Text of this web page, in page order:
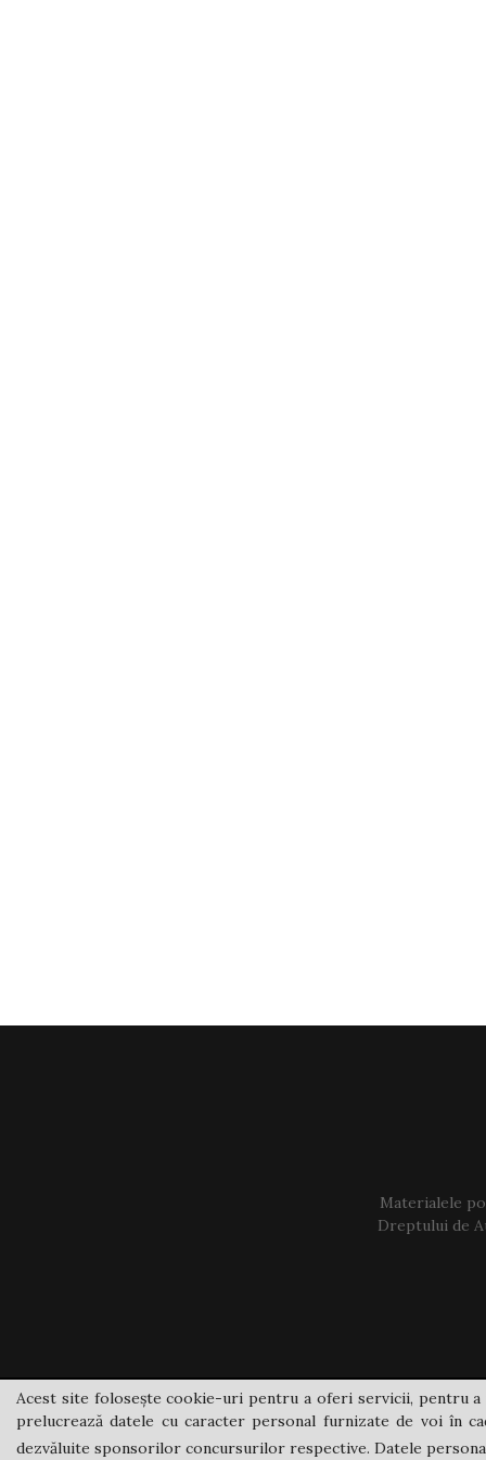
Materialele
Dreptului de
Acest site folosește cookie-uri pentru a oferi servicii, pentru
prelucrează datele cu caracter personal furnizate de voi în
dezvăluite sponsorilor concursurilor respective. Datele